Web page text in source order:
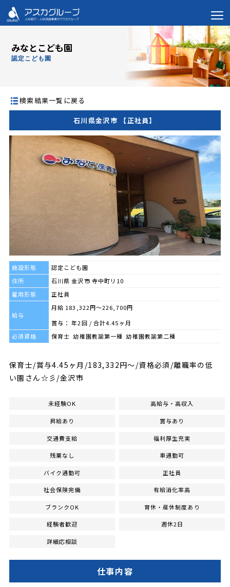
みなとこども園
認定こども園
検索結果一覧に戻る
石川県金沢市 【正社員】
施設形態
認定こども園
住所
石川県 金沢市 寺中町リ10
雇用形態
正社員
給与
月給 183,322円～226,700円
賞与： 年2回 / 合計4.45ヶ月
必須資格
保育士 幼稚園教諭第一種 幼稚園教諭第二種
保育士/賞与4.45ヶ月/183,332円～/資格必須/離職率の低
い園さん☆彡/金沢市
未経験OK 高給与・高収入
昇給あり 賞与あり
交通費支給 福利厚生充実
残業なし 車通勤可
バイク通勤可 正社員
社会保険完備 有給消化率高
ブランクOK 育休・産休制度あり
経験者歓迎 週休2日
詳細応相談
仕事内容